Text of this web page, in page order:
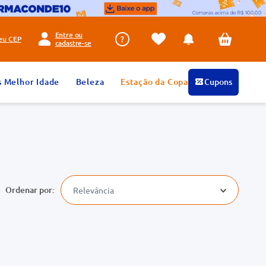
CEP
Entre ou
cadastre-se
Melhor Idade Beleza Estação da Copa Cupons
Relevância